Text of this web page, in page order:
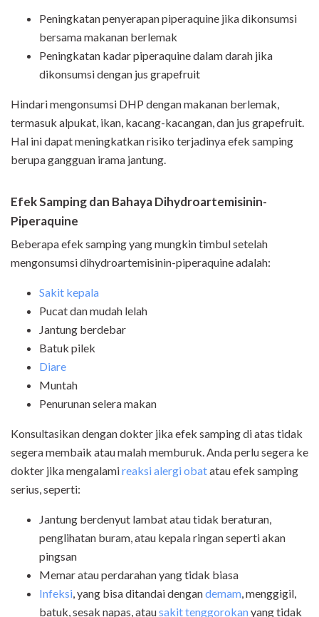
Peningkatan penyerapan piperaquine jika dikonsumsi
bersama makanan berlemak
Peningkatan kadar piperaquine dalam darah jika
dikonsumsi dengan jus grapefruit
Hindari mengonsumsi DHP dengan makanan berlemak,
termasuk alpukat, ikan, kacang-kacangan, dan jus grapefruit.
Hal ini dapat meningkatkan risiko terjadinya efek samping
berupa gangguan irama jantung.
Efek Samping dan BahayaDihydroartemisinin-
Piperaquine
Beberapa efek samping yang mungkin timbul setelah
mengonsumsi dihydroartemisinin-piperaquine adalah:
Sakit kepala
Pucat dan mudah lelah
Jantung berdebar
Batuk pilek
Diare
Muntah
Penurunan selera makan
Konsultasikan dengan dokter jika efek samping di atas tidak
segera membaik atau malah memburuk. Anda perlu segera ke
dokter jika mengalamireaksi alergi obatatau efek samping
serius, seperti:
Jantung berdenyut lambat atau tidak beraturan,
penglihatan buram, atau kepala ringan seperti akan
pingsan
Memar atau perdarahan yang tidak biasa
Infeksi, yang bisa ditandai dengandemam, menggigil,
batuk, sesak napas, atausakit tenggorokanyang tidak